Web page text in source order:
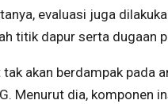
evaluasi juga
titik dapur serta dugaan
akan berdampak pada
Menurut dia, komponen